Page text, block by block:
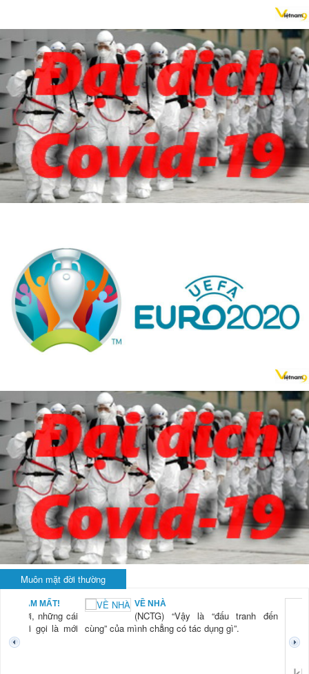
Muôn mặt đời thường
NAM MẤT!
“Xời, những cái
mới gọi là mới
VỀ NHÀ
(NCTG) “Vậy là “đấu tranh đến
cùng” của mình chẳng có tác dụng gì”.